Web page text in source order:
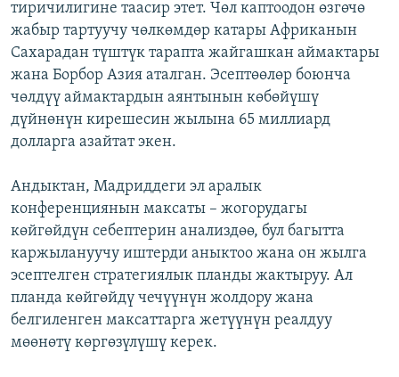
тиричилигине таасир этет. Чөл каптоодон өзгөчө
жабыр тартуучу чөлкөмдөр катары Африканын
Сахарадан түштүк тарапта жайгашкан аймактары
жана Борбор Азия аталган. Эсептөөлөр боюнча
чөлдүү аймактардын аянтынын көбөйүшү
дүйнөнүн кирешесин жылына 65 миллиард
долларга азайтат экен.
Андыктан, Мадриддеги эл аралык
конференциянын максаты – жогорудагы
көйгөйдүн себептерин анализдөө, бул багытта
каржылануучу иштерди аныктоо жана он жылга
эсептелген стратегиялык планды жактыруу. Ал
планда көйгөйдү чечүүнүн жолдору жана
белгиленген максаттарга жетүүнүн реалдуу
мөөнөтү көргөзүлүшү керек.